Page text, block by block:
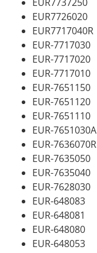
EUR7726020
EUR7717040R
EUR-7717030
EUR-7717020
EUR-7717010
EUR-7651150
EUR-7651120
EUR-7651110
EUR-7651030A
EUR-7636070R
EUR-7635050
EUR-7635040
EUR-7628030
EUR-648083
EUR-648081
EUR-648080
EUR-648053